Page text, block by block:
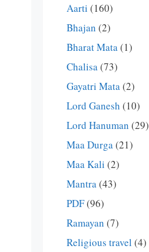
Aarti (160)
Bhajan (2)
Bharat Mata(1)
Chalisa(73)
Gayatri Mata(2)
Lord Ganesh (10)
Lord Hanuman (29)
Maa Durga(21)
Maa Kali (2)
Mantra(43)
PDF(96)
Ramayan (7)
Religious travel (4)